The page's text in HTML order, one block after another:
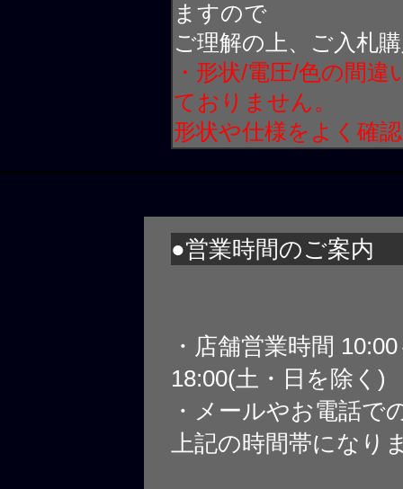
ますので
ご理解の上、ご入札
・形状/電圧/色の間
ておりません。
形状や仕様をよく確
●営業時間のご案内
・店舗営業時間
18:00(土・日を除く)
・メールやお電話で
上記の時間帯になり